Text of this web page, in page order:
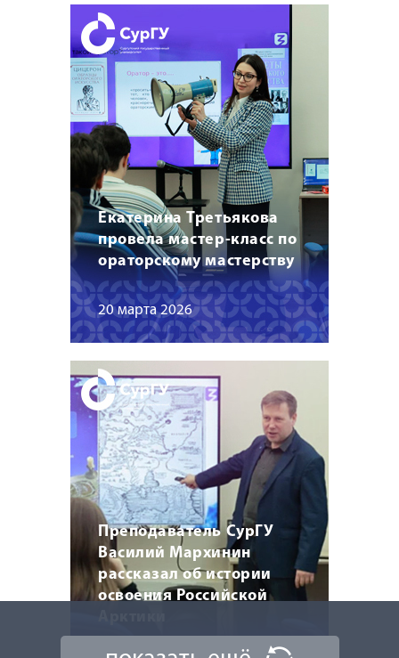
Екатерина Третьякова
провела мастер-класс по
ораторскому мастерству
20 марта 2026
Преподаватель СурГУ
Василий Мархинин
рассказал об истории
освоения Российской